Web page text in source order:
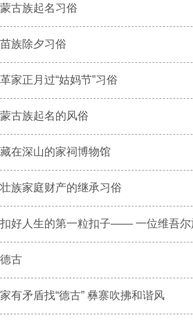
蒙古族起名习俗
苗族除夕习俗
革家正月过“姑妈节”习俗
蒙古族起名的风俗
藏在深山的家祠博物馆
壮族家庭财产的继承习俗
扣好人生的第一粒扣子—— 一位维吾尔
德古
家有矛盾找“德古” 彝寨吹拂和谐风